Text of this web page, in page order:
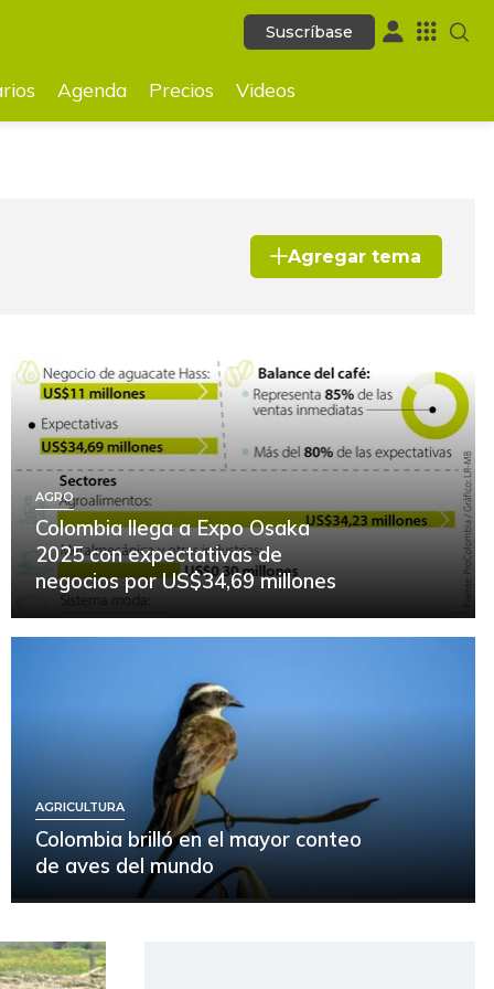
Suscríbase
Videos
Suscríbase
Agenda Precios Videos
Agregar tema
AGRO
Colombia llega a Expo Osaka
2025 con expectativas de
negocios por US$34,69 millones
AGRICULTURA
Colombia brilló en el mayor conteo
de aves del mundo